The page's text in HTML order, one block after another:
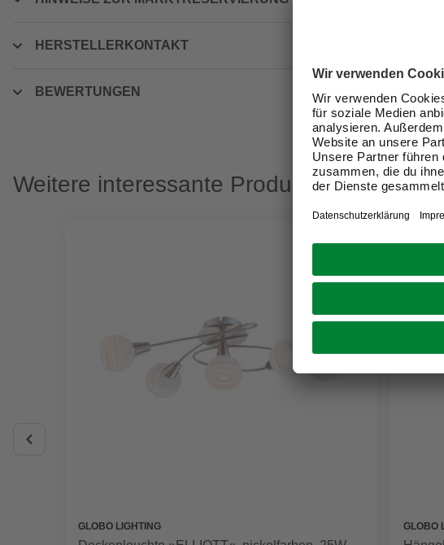
HERSTELLERKONTAKT
BEWERTUNGEN
Weitere interessante Produkte
GLOBO LIGHTING GLOBO